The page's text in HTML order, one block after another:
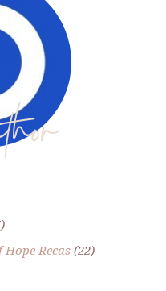
Recas (22)